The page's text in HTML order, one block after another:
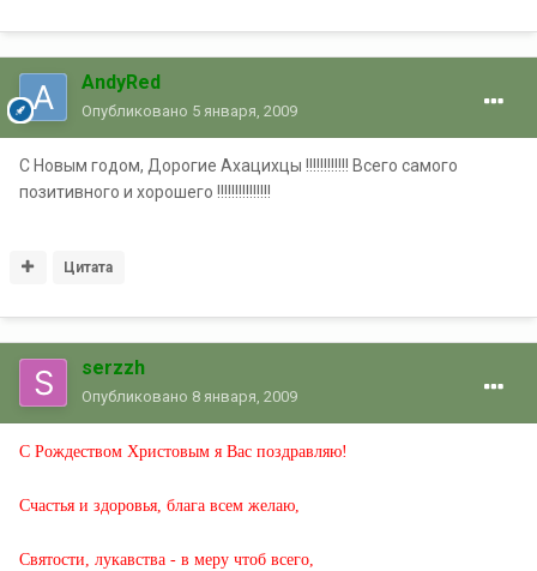
AndyRed
Опубликовано 5 января, 2009
С Новым годом, Дорогие Ахацихцы !!!!!!!!!!!! Всего самого
позитивного и хорошего !!!!!!!!!!!!!!!
Цитата
serzzh
Опубликовано 8 января, 2009
С Рождеством Христовым я Вас поздравляю!
Счастья и здоровья, блага всем желаю,
Святости, лукавства - в меру чтоб всего,